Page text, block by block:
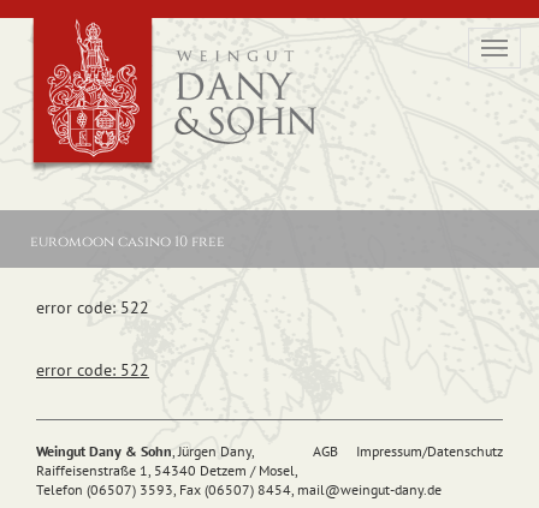
euromoon casino 10 free
error code: 522
error code: 522
AGB Impressum/Datenschutz
Weingut Dany & Sohn, Jürgen Dany,
Raiffeisenstraße 1, 54340 Detzem / Mosel,
Telefon (06507) 3593, Fax (06507) 8454, mail@weingut-dany.de